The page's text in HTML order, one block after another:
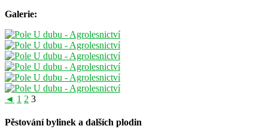
Galerie:
◄ 1 2 3
Pěstování bylinek a dalších plodin